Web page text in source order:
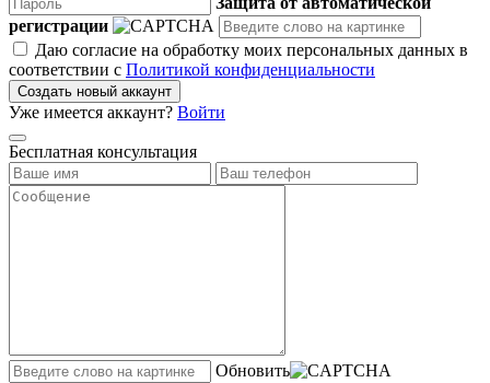
регистрации
Даю согласие на обработку моих персональных данных в
соответствии с Политикой конфиденциальности
Создать новый аккаунт
Уже имеется аккаунт? Войти
Бесплатная консультация
Обновить